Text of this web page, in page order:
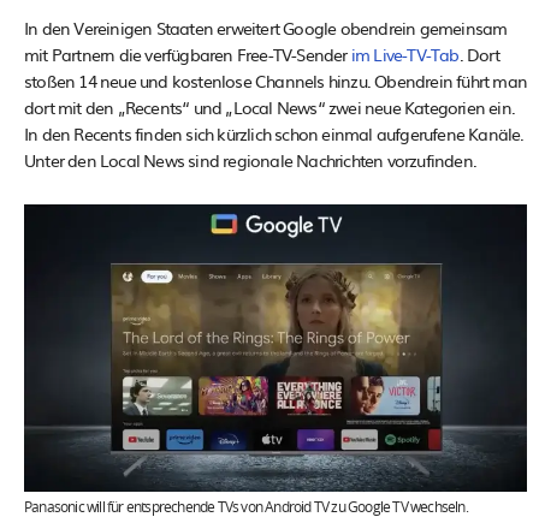
In den Vereinigen Staaten erweitert Google obendrein gemeinsam
mit Partnern die verfügbaren Free-TV-Sender im Live-TV-Tab. Dort
stoßen 14 neue und kostenlose Channels hinzu. Obendrein führt man
dort mit den „Recents“ und „Local News“ zwei neue Kategorien ein.
In den Recents finden sich kürzlich schon einmal aufgerufene Kanäle.
Unter den Local News sind regionale Nachrichten vorzufinden.
Panasonic will für entsprechende TVs von Android TV zu Google TV wechseln.